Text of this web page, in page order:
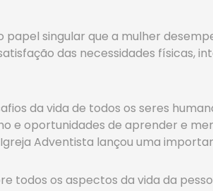
papel singular que a mulher
das necessidades físicas,
da vida de todos os seres
e oportunidades de aprender e
Adventista lançou uma
todos os aspectos da vida da